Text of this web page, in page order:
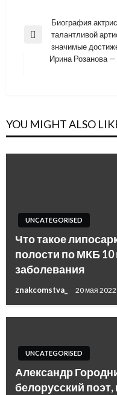
Навигация
по
записям
Previous
Биография
талантливой
значимые
Ирина Розанова
YOU MIGHT ALSO
UNCATEGORISED
Что такое
полости по МКБ 10
заболевания
znakcomstva_ 20 мая 2022
UNCATEGORISED
Александр
белорусский